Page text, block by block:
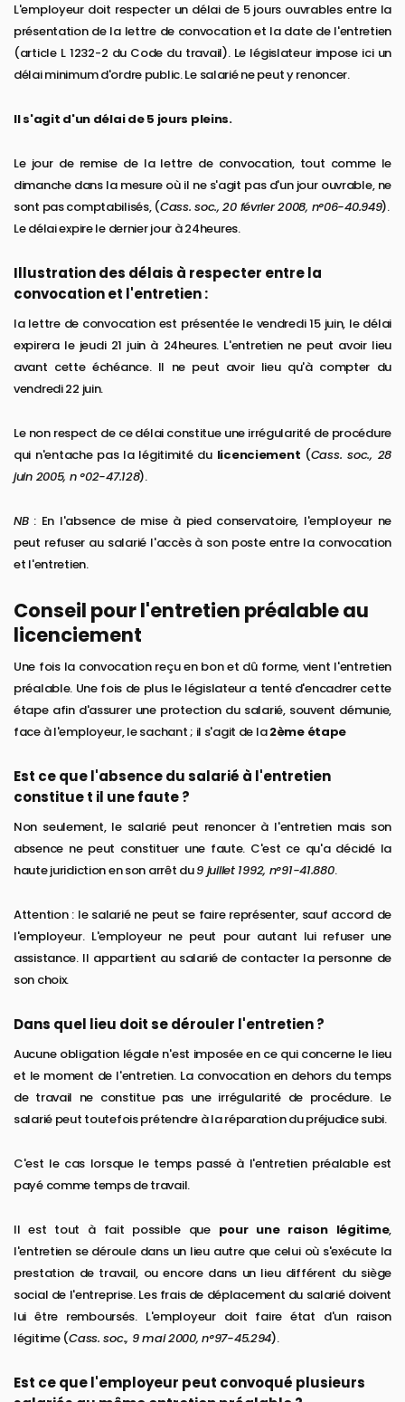
L'employeur doit respecter un délai de 5 jours ouvrables entre la
présentation de la lettre de convocation et la date de l'entretien
(article L 1232-2 du Code du travail). Le législateur impose ici un
délai minimum d'ordre public. Le salarié ne peut y renoncer.
Il s'agit d'un délai de 5 jours pleins.
Le jour de remise de la lettre de convocation, tout comme le
dimanche dans la mesure où il ne s'agit pas d'un jour ouvrable, ne
sont pas comptabilisés, (Cass. soc., 20 février 2008, n°06-40.949).
Le délai expire le dernier jour à 24heures.
Illustration des délais à respecter entre la
convocation et l'entretien :
la lettre de convocation est présentée le vendredi 15 juin, le délai
expirera le jeudi 21 juin à 24heures. L'entretien ne peut avoir lieu
avant cette échéance. Il ne peut avoir lieu qu'à compter du
vendredi 22 juin.
Le non respect de ce délai constitue une irrégularité de procédure
qui n'entache pas la légitimité dulicenciement (Cass. soc., 28
juin 2005, n °02-47.128).
NB: En l'absence de mise à pied conservatoire, l'employeur ne
peut refuser au salarié l'accès à son poste entre la convocation
et l'entretien.
Conseil pour l'entretien préalable au
licenciement
Une fois la convocation reçu en bon et dû forme, vient l'entretien
préalable. Une fois de plus le législateur a tenté d'encadrer cette
étape afin d'assurer une protection du salarié, souvent démunie,
face à l'employeur, le sachant ; il s'agit de la2ème étape
Est ce que l'absence du salarié à l'entretien
constitue t il une faute ?
Non seulement, le salarié peut renoncer à l'entretien mais son
absence ne peut constituer une faute. C'est ce qu'a décidé la
haute juridiction en son arrêt du9 juillet 1992, n°91-41.880.
Attention : le salarié ne peut se faire représenter, sauf accord de
l'employeur. L'employeur ne peut pour autant lui refuser une
assistance. Il appartient au salarié de contacter la personne de
son choix.
Dans quel lieu doit se dérouler l'entretien ?
Aucune obligation légale n'est imposée en ce qui concerne le lieu
et le moment de l'entretien. La convocation en dehors du temps
de travail ne constitue pas une irrégularité de procédure. Le
salarié peut toutefois prétendre à la réparation du préjudice subi.
C'est le cas lorsque le temps passé à l'entretien préalable est
payé comme temps de travail.
Il est tout à fait possible que pour une raison légitime,
l'entretien se déroule dans un lieu autre que celui où s'exécute la
prestation de travail, ou encore dans un lieu différent du siège
social de l'entreprise. Les frais de déplacement du salarié doivent
lui être remboursés. L'employeur doit faire état d'un raison
légitime (Cass. soc., 9 mai 2000, n°97-45.294).
Est ce que l'employeur peut convoqué plusieurs